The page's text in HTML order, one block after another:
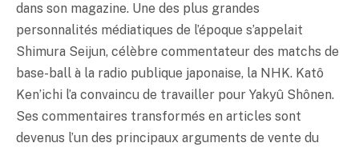
dans son magazine. Une des plus grandes
personnalités médiatiques de l’époque s’appelait
Shimura Seijun, célèbre commentateur des matchs de
base-ball à la radio publique japonaise, la NHK. Katô
Ken’ichi l’a convaincu de travailler pour Yakyû Shônen.
Ses commentaires transformés en articles sont
devenus l’un des principaux arguments de vente du